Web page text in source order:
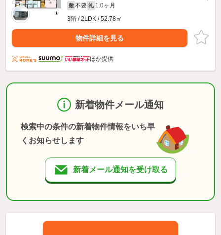
敷 不要 礼 1.0ヶ月
3階 / 2LDK / 52.78㎡
物件詳細を見る
ほか提供
新着物件メール通知
検索中の条件の新着物件情報をいち早
くお知らせします
新着メール通知を受け取る